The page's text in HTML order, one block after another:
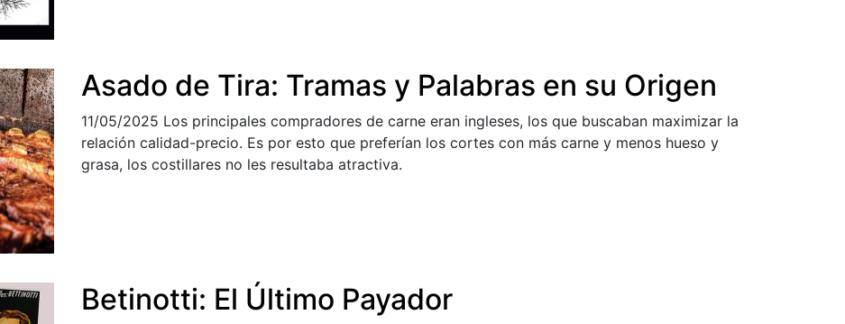
Asado de Tira: Tramas y Palabras en su Origen
11/05/2025 Los principales compradores de carne eran ingleses, los que buscaban maximizar la
relación calidad-precio. Es por esto que preferían los cortes con más carne y menos hueso y
grasa, los costillares no les resultaba atractiva.
Betinotti: El Último Payador